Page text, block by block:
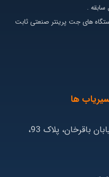
های جت پرینتر صنعتی ثابت
ها
تهران، خیابان ستارخان، خیابان باقرخان، پلاک 93،